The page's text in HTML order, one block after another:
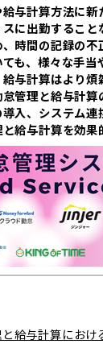
与計算方法に新
に出勤するこ
時間の記録の不
も、様々な手
与計算はより煩
管理と給与計
入、システム連
給与計算を効
給与計算におけ